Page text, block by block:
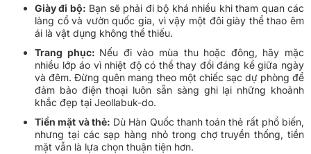
Giày đi bộ: Bạn sẽ phải đi bộ khá nhiều khi tham quan các
làng cổ và vườn quốc gia, vì vậy một đôi giày thể thao êm
ái là vật dụng không thể thiếu.
Trang phục: Nếu đi vào mùa thu hoặc đông, hãy mặc
nhiều lớp áo vì nhiệt độ có thể thay đổi đáng kể giữa ngày
và đêm. Đừng quên mang theo một chiếc sạc dự phòng để
đảm bảo điện thoại luôn sẵn sàng ghi lại những khoảnh
khắc đẹp tại Jeollabuk-do.
Tiền mặt và thẻ: Dù Hàn Quốc thanh toán thẻ rất phổ biến,
nhưng tại các sạp hàng nhỏ trong chợ truyền thống, tiền
mặt vẫn là lựa chọn thuận tiện hơn.